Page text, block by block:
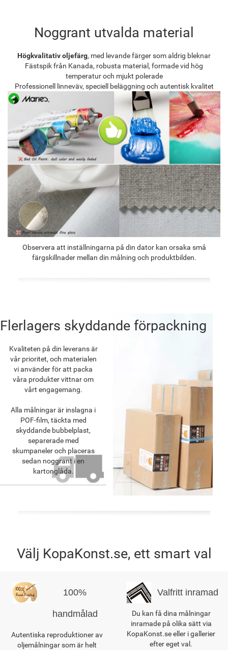
Noggrant utvalda material
Högkvalitativ oljefärg, med levande färger som aldrig bleknar
Fästspik från Kanada, robusta material, formade vid hög
temperatur och mjukt polerade
Professionell linneväv, speciell beläggning och autentisk kvalitet
Observera att inställningarna på din dator kan orsaka små
färgskillnader mellan din målning och produktbilden.
Flerlagers skyddande förpackning
Kvaliteten på din leverans är
vår prioritet, och materialen
vi använder för att packa
våra produkter vittnar om
vårt engagemang.
Alla målningar är inslagna i
POF-film, täckta med
skyddande bubbelplast,
separerade med
skumpaneler och placeras
sedan noggrant i en
kartonglåda.
Välj KopaKonst.se, ett smart val
100%
handmålad
Autentiska reproduktioner av
oljemålningar som är helt
Valfritt inramad
Du kan få dina målningar
inramade på olika sätt via
KopaKonst.se eller i gallerier
efter eget val.